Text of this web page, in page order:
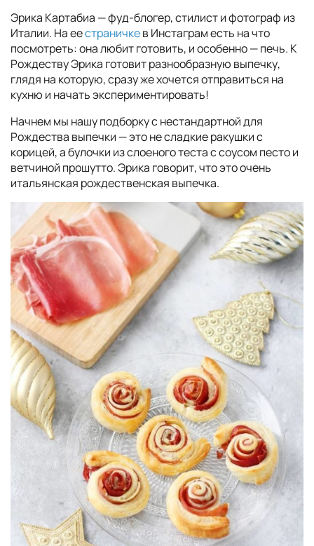
Эрика Картабиа — фуд-блогер, стилист и фотограф из
Италии. На еестраничкев Инстаграм есть на что
посмотреть: она любит готовить, и особенно — печь. К
Рождеству Эрика готовит разнообразную выпечку,
глядя на которую, сразу же хочется отправиться на
кухню и начать экспериментировать!
Начнем мы нашу подборку с нестандартной для
Рождества выпечки — это не сладкие ракушки с
корицей, а булочки из слоеного теста с соусом песто и
ветчиной прошутто. Эрика говорит, что это очень
итальянская рождественская выпечка.